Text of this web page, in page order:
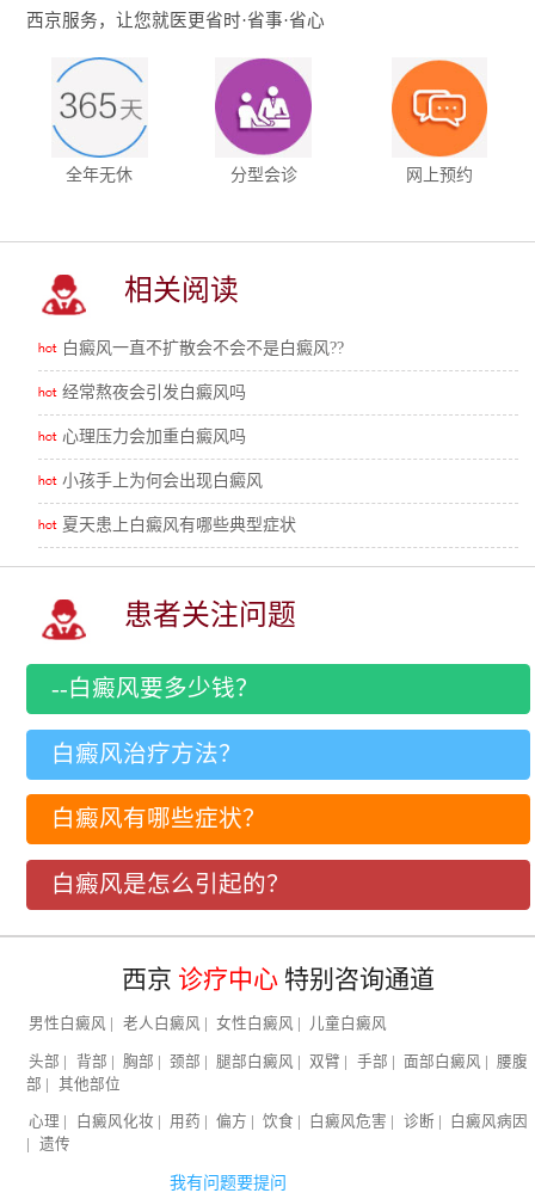
西京服务，让您就医更省时·省事·省心
全年无休 分型会诊 网上预约
相关阅读
白癜风一直不扩散会不会不是白癜风??
经常熬夜会引发白癜风吗
心理压力会加重白癜风吗
小孩手上为何会出现白癜风
夏天患上白癜风有哪些典型症状
患者关注问题
--白癜风要多少钱？
白癜风治疗方法？
白癜风有哪些症状？
白癜风是怎么引起的？
西京 诊疗中心 特别咨询通道
男性白癜风 老人白癜风 女性白癜风 儿童白癜风
头部 | 背部 | 胸部 | 颈部 | 腿部白癜风 | 双臂 | 手部 | 面部白癜风 |
腰腹
部 | 其他部位
心理 白癜风化妆 用药 偏方 饮食 白癜风危害 诊断
白癜风病因
遗传
我有问题要提问